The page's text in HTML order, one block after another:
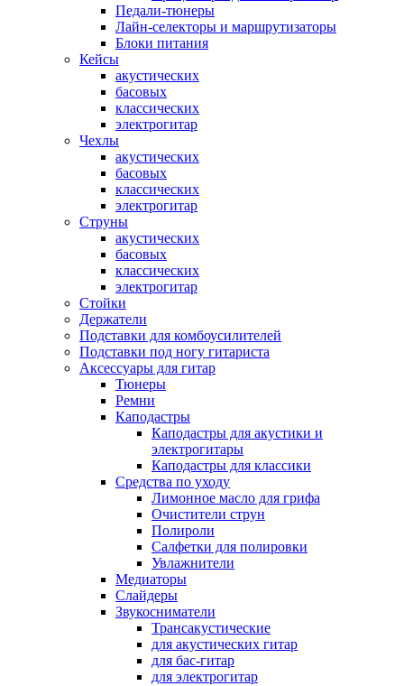
Педали-тюнеры
Лайн-селекторы и маршрутизаторы
Блоки питания
Кейсы
акустических
басовых
классических
электрогитар
Чехлы
акустических
басовых
классических
электрогитар
Струны
акустических
басовых
классических
электрогитар
Стойки
Держатели
Подставки для комбоусилителей
Подставки под ногу гитариста
Аксессуары для гитар
Тюнеры
Ремни
Каподастры
Каподастры для акустики и
электрогитары
Каподастры для классики
Средства по уходу
Лимонное масло для грифа
Очистители струн
Полироли
Салфетки для полировки
Увлажнители
Медиаторы
Слайдеры
Звукосниматели
Трансакустические
для акустических гитар
для бас-гитар
для электрогитар